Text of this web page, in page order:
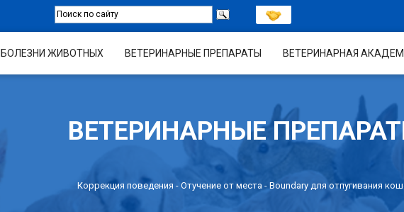
БОЛЕЗНИ ЖИВОТНЫХ ВЕТЕРИНАРНЫЕ ПРЕПАРАТЫ ВЕТЕРИНАРНАЯ
ВЕТЕРИНАРНЫЕ
Коррекция поведения - Отучение от места - Boundary для отпугивания